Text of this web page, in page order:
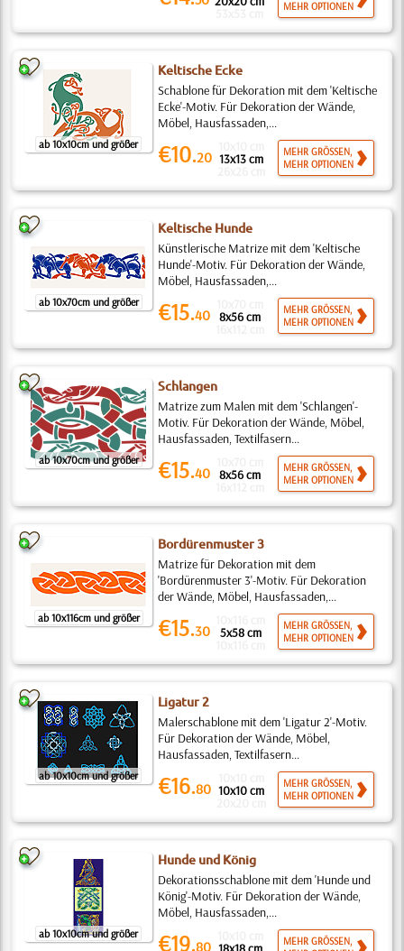
MEHR OPTIONEN
ab 10x10cm und größer
Keltische Ecke
Schablone für Dekoration mit dem 'Keltische
Ecke'-Motiv. Für Dekoration der Wände,
Möbel, Hausfassaden,...
€10.20 13x13 cm
MEHR GRÖSSEN,
MEHR OPTIONEN
ab 10x70cm und größer
Keltische Hunde
Künstlerische Matrize mit dem 'Keltische
Hunde'-Motiv. Für Dekoration der Wände,
Möbel, Hausfassaden,...
€15.40 8x56 cm
MEHR GRÖSSEN,
MEHR OPTIONEN
ab 10x70cm und größer
Schlangen
Matrize zum Malen mit dem 'Schlangen'-
Motiv. Für Dekoration der Wände, Möbel,
Hausfassaden, Textilfasern...
€15.40 8x56 cm
MEHR GRÖSSEN,
MEHR OPTIONEN
ab 10x116cm und größer
Bordürenmuster 3
Matrize für Dekoration mit dem
'Bordürenmuster 3'-Motiv. Für Dekoration
der Wände, Möbel, Hausfassaden,...
€15.30 5x58 cm
MEHR GRÖSSEN,
MEHR OPTIONEN
ab 10x10cm und größer
Ligatur 2
Malerschablone mit dem 'Ligatur 2'-Motiv.
Für Dekoration der Wände, Möbel,
Hausfassaden, Textilfasern...
€16.80 10x10 cm
MEHR GRÖSSEN,
MEHR OPTIONEN
ab 10x10cm und größer
Hunde und König
Dekorationsschablone mit dem 'Hunde und
König'-Motiv. Für Dekoration der Wände,
Möbel, Hausfassaden,...
€19.80
MEHR GRÖSSEN,